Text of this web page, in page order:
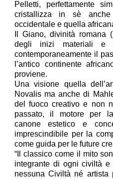
Pelletti, perfettamente
cristallizza in sè
occidentale e quella
Il Giano, divinità
degli inizi materiali e
contemporaneamente il
l’antico continente
proviene.
Una visione quella
Novalis ma anche di
del fuoco creativo e non
passato, il motore per
canone estetico e
imprescindibile per la
come guida per le future
“Il classico come il mito
integrante di ogni civiltà
nessuna Civiltà né